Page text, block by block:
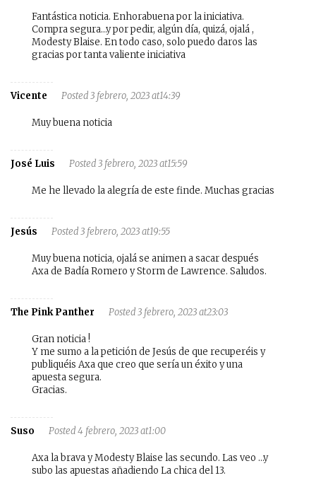
Fantástica noticia. Enhorabuena por la iniciativa.
Compra segura…y por pedir, algún día, quizá, ojalá ,
Modesty Blaise. En todo caso, solo puedo daros las
gracias por tanta valiente iniciativa
Vicente Posted 3 febrero, 2023 at14:39
Muy buena noticia
José Luis Posted 3 febrero, 2023 at15:59
Me he llevado la alegría de este finde. Muchas gracias
Jesús Posted 3 febrero, 2023 at19:55
Muy buena noticia, ojalá se animen a sacar después
Axa de Badía Romero y Storm de Lawrence. Saludos.
The Pink Panther Posted 3 febrero, 2023 at23:03
Gran noticia !
Y me sumo a la petición de Jesús de que recuperéis y
publiquéis Axa que creo que sería un éxito y una
apuesta segura.
Gracias.
Suso Posted 4 febrero, 2023 at1:00
Axa la brava y Modesty Blaise las secundo. Las veo …y
subo las apuestas añadiendo La chica del 13.